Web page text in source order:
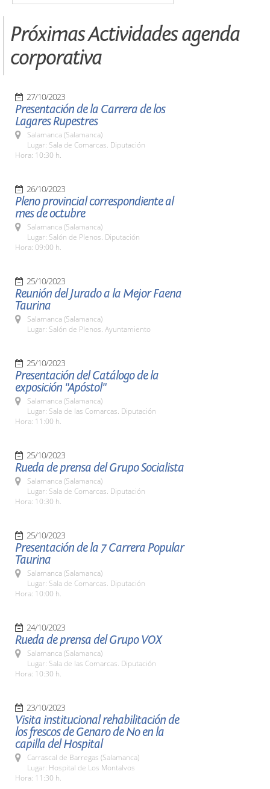
Próximas Actividades agenda
corporativa
27/10/2023
Presentación de la Carrera de los
Lagares Rupestres
Salamanca (Salamanca)
Lugar: Sala de Comarcas. Diputación
Hora: 10:30 h.
26/10/2023
Pleno provincial correspondiente al
mes de octubre
Salamanca (Salamanca)
Lugar: Salón de Plenos. Diputación
Hora: 09:00 h.
25/10/2023
Reunión del Jurado a la Mejor Faena
Taurina
Salamanca (Salamanca)
Lugar: Salón de Plenos. Ayuntamiento
25/10/2023
Presentación del Catálogo de la
exposición "Apóstol"
Salamanca (Salamanca)
Lugar: Sala de las Comarcas. Diputación
Hora: 11:00 h.
25/10/2023
Rueda de prensa del Grupo Socialista
Salamanca (Salamanca)
Lugar: Sala de Comarcas. Diputación
Hora: 10:30 h.
25/10/2023
Presentación de la 7 Carrera Popular
Taurina
Salamanca (Salamanca)
Lugar: Sala de Comarcas. Diputación
Hora: 10:00 h.
24/10/2023
Rueda de prensa del Grupo VOX
Salamanca (Salamanca)
Lugar: Sala de las Comarcas. Diputación
Hora: 10:30 h.
23/10/2023
Visita institucional rehabilitación de
los frescos de Genaro de No en la
capilla del Hospital
Carrascal de Barregas (Salamanca)
Lugar: Hospital de Los Montalvos
Hora: 11:30 h.